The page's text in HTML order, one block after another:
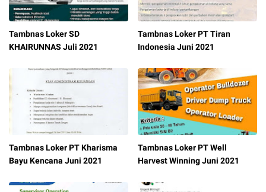
Tambnas Loker SD
KHAIRUNNAS Juli 2021
Tambnas Loker PT Tiran
Indonesia Juni 2021
Tambnas Loker PT Kharisma
Bayu Kencana Juni 2021
Tambnas Loker PT Well
Harvest Winning Juni 2021